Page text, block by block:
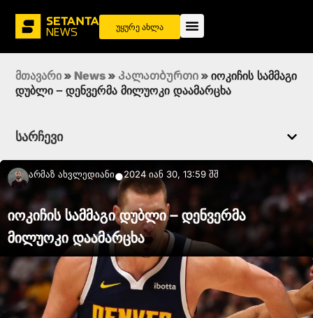
უყურე ახლა
მთავარი » News » Კალათბურთი » იოკიჩის სამმაგი
დუბლი – დენვერმა მილუოკი დაამარცხა
სარჩევი
Არმაზ Ახვლედიანი●2024 იან 30, 13:59 შშ
იოკიჩის სამმაგი დუბლი – დენვერმა
მილუოკი დაამარცხა